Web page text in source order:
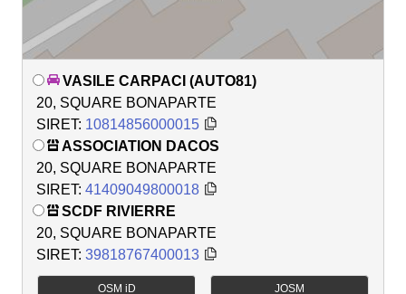
VASILE CARPACI (AUTO81)
20, SQUARE BONAPARTE
SIRET: 10814856000015
ASSOCIATION DACOS
20, SQUARE BONAPARTE
SIRET: 41409049800018
SCDF RIVIERRE
20, SQUARE BONAPARTE
SIRET: 39818767400013
OSM iD JOSM